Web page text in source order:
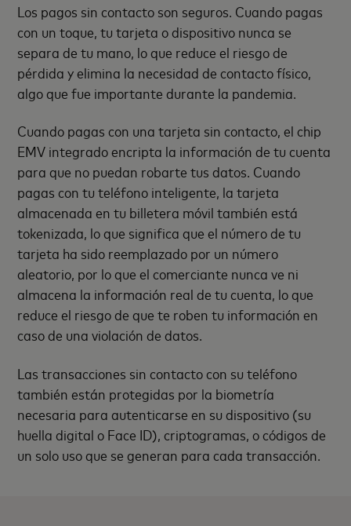
Los pagos sin contacto son seguros. Cuando pagas
con un toque, tu tarjeta o dispositivo nunca se
separa de tu mano, lo que reduce el riesgo de
pérdida y elimina la necesidad de contacto físico,
algo que fue importante durante la pandemia.
Cuando pagas con una tarjeta sin contacto, el chip
EMV integrado encripta la información de tu cuenta
para que no puedan robarte tus datos. Cuando
pagas con tu teléfono inteligente, la tarjeta
almacenada en tu billetera móvil también está
tokenizada, lo que significa que el número de tu
tarjeta ha sido reemplazado por un número
aleatorio, por lo que el comerciante nunca ve ni
almacena la información real de tu cuenta, lo que
reduce el riesgo de que te roben tu información en
caso de una violación de datos.
Las transacciones sin contacto con su teléfono
también están protegidas por la biometría
necesaria para autenticarse en su dispositivo (su
huella digital o Face ID), criptogramas, o códigos de
un solo uso que se generan para cada transacción.